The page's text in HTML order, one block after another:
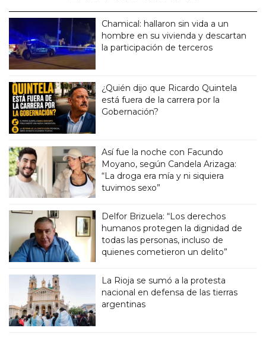
Chamical: hallaron sin vida a un
hombre en su vivienda y descartan
la participación de terceros
¿Quién dijo que Ricardo Quintela
está fuera de la carrera por la
Gobernación?
Así fue la noche con Facundo
Moyano, según Candela Arizaga:
“La droga era mía y ni siquiera
tuvimos sexo”
Delfor Brizuela: “Los derechos
humanos protegen la dignidad de
todas las personas, incluso de
quienes cometieron un delito”
La Rioja se sumó a la protesta
nacional en defensa de las tierras
argentinas